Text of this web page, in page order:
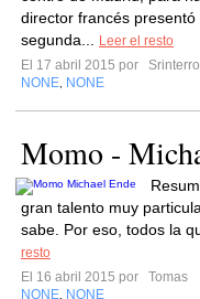
director francés
segunda...
Leer el resto
El 17 abril 2015 por
NONE NONE
Momo -
gran talento muy
sabe. Por eso, todos la
resto
El 16 abril 2015 por
Tomas
NONE NONE